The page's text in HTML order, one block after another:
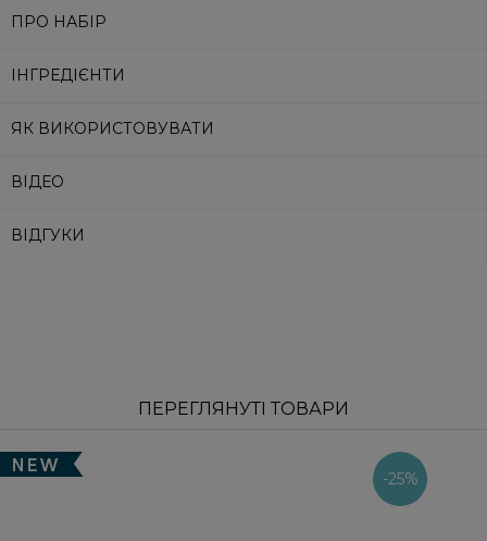
ПРО НАБІР
ІНГРЕДІЄНТИ
ЯК ВИКОРИСТОВУВАТИ
ВІДЕО
ВІДГУКИ
ПЕРЕГЛЯНУТІ ТОВАРИ
-25%